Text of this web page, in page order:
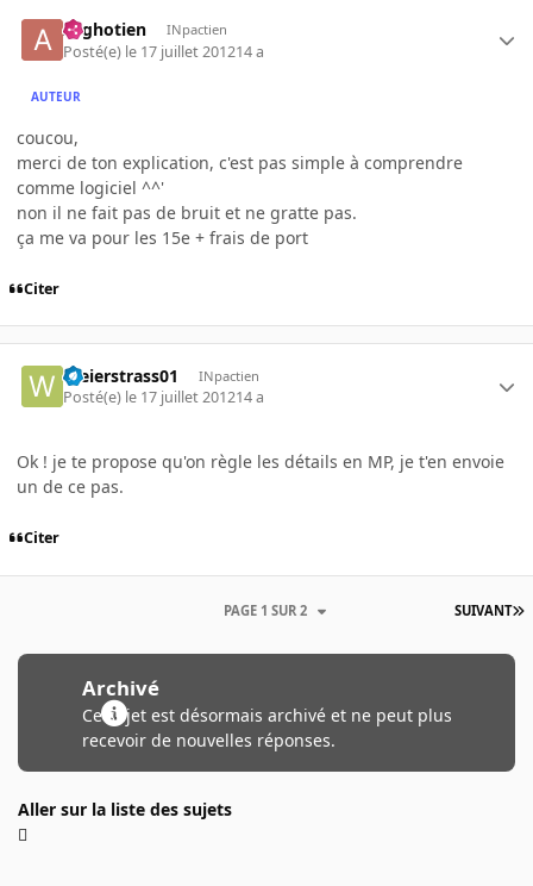
Arghotien INpactien
Posté(e) le 17 juillet 201214 a
AUTEUR
coucou,
merci de ton explication, c'est pas simple à comprendre
comme logiciel ^^'
non il ne fait pas de bruit et ne gratte pas.
ça me va pour les 15e + frais de port
Citer
Weierstrass01 INpactien
Posté(e) le 17 juillet 201214 a
Ok ! je te propose qu'on règle les détails en MP, je t'en envoie
un de ce pas.
Citer
SUIVANT
PAGE 1 SUR 2
Archivé
Ce sujet est désormais archivé et ne peut plus
recevoir de nouvelles réponses.
Aller sur la liste des sujets